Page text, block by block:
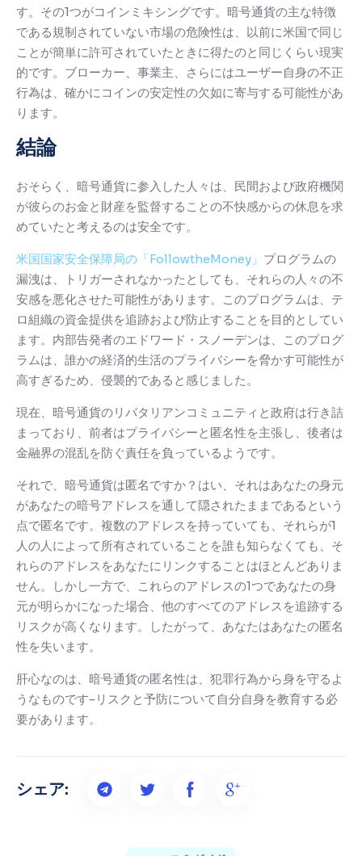
す。 その1つがコインミキシングです。 暗号通貨の主な特徴
である規制されていない市場の危険性は、以前に米国で同じ
ことが簡単に許可されていたときに得たのと同じくらい現実
的です。 ブローカー、事業主、さらにはユーザー自身の不正
行為は、確かにコインの安定性の欠如に寄与する可能性があ
ります。
結論
おそらく、暗号通貨に参入した人々は、民間および政府機関
が彼らのお金と財産を監督することの不快感からの休息を求
めていたと考えるのは安全です。
米国国家安全保障局の「FollowtheMoney」 プログラムの
漏洩は、
トリガーされなかったとしても、それらの人々の不
安感を悪化させた可能性があります。
このプログラムは、テ
ロ組織の資金提供を追跡および防止することを目的としてい
ます。 内部告発者のエドワード・スノーデンは、このプログ
ラムは、誰かの経済的生活のプライバシーを脅かす可能性が
高すぎるため、侵襲的であると感じました。
現在、暗号通貨のリバタリアンコミュニティと政府は行き詰
まっており、前者はプライバシーと匿名性を主張し、後者は
金融界の混乱を防ぐ責任を負っているようです。
それで、暗号通貨は匿名ですか？ はい、それはあなたの身元
があなたの暗号アドレスを通して隠されたままであるという
点で匿名です。 複数のアドレスを持っていても、それらが1
人の人によって所有されていることを誰も知らなくても、そ
れらのアドレスをあなたにリンクすることはほとんどありま
せん。
しかし一方で、これらのアドレスの1つであなたの身
元が明らかになった場合、他のすべてのアドレスを追跡する
リスクが高くなります。
したがって、あなたはあなたの匿名
性を失います。
肝心なのは、暗号通貨の匿名性は、犯罪行為から身を守るよ
うなものです-リスクと予防について自分自身を教育する必
要があります。
シェア: